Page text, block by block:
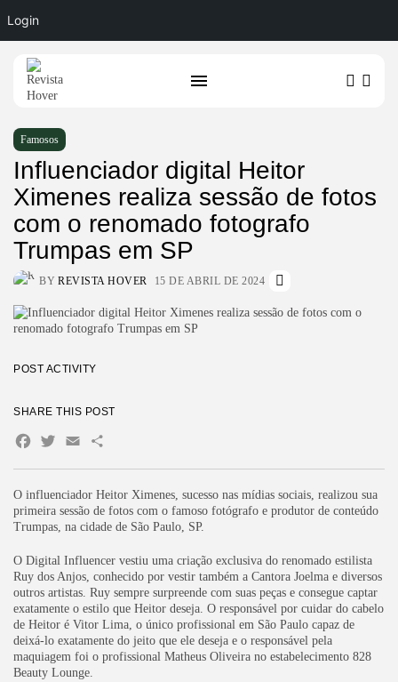
Login
Famosos
Influenciador digital Heitor
Ximenes realiza sessão de fotos
com o renomado fotografo
Trumpas em SP
BY REVISTA HOVER 15 DE ABRIL DE 2024
O influenciador Heitor Ximenes, sucesso nas mídias sociais, realizou sua
primeira sessão de fotos com o famoso fotógrafo e produtor de conteúdo
Trumpas, na cidade de São Paulo, SP.
O Digital Influencer vestiu uma criação exclusiva do renomado estilista
Ruy dos Anjos, conhecido por vestir também a Cantora Joelma e diversos
outros artistas. Ruy sempre surpreende com suas peças e consegue captar
exatamente o estilo que Heitor deseja. O responsável por cuidar do cabelo
de Heitor é Vitor Lima, o único profissional em São Paulo capaz de
deixá-lo exatamente do jeito que ele deseja e o responsável pela
maquiagem foi o profissional Matheus Oliveira no estabelecimento 828
Beauty Lounge.
POST ACTIVITY
SHARE THIS POST
Facebook
Twitter
EmailShare